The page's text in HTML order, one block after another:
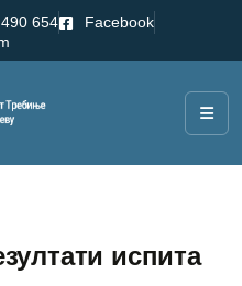
654
Facebook
испита